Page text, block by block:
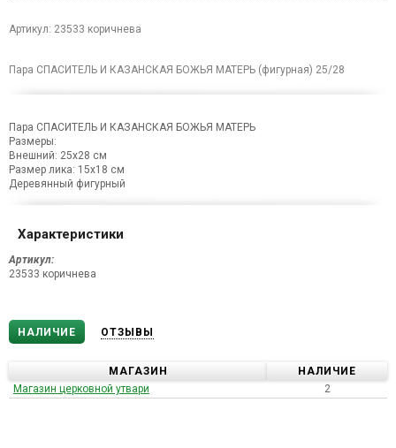
Артикул: 23533 коричнева
Пара СПАСИТЕЛЬ И КАЗАНСКАЯ БОЖЬЯ МАТЕРЬ (фигурная) 25/28
Пара СПАСИТЕЛЬ И КАЗАНСКАЯ БОЖЬЯ МАТЕРЬ
Размеры:
Внешний: 25х28 см
Размер лика: 15х18 см
Деревянный фигурный
Характеристики
Артикул:
23533 коричнева
НАЛИЧИЕ ОТЗЫВЫ
МАГАЗИН
НАЛИЧИЕ
Магазин церковной утвари
2